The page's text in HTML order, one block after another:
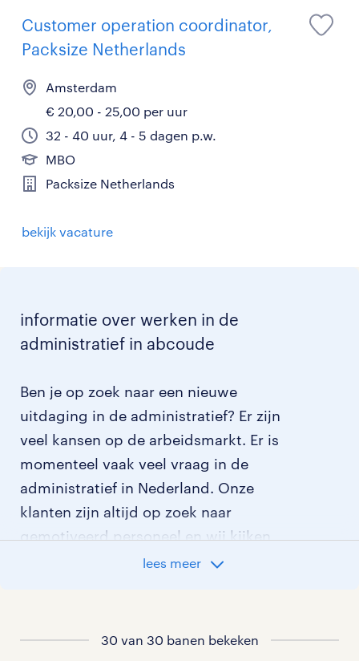
Customer operation coordinator,
Packsize Netherlands
Amsterdam
€ 20,00 - 25,00 per uur
32 - 40 uur, 4 - 5 dagen p.w.
MBO
Packsize Netherlands
bekijk vacature
informatie over werken in de
administratief in abcoude
Ben je op zoek naar een nieuwe
uitdaging in de administratief? Er zijn
veel kansen op de arbeidsmarkt. Er is
momenteel vaak veel vraag in de
administratief in Nederland. Onze
klanten zijn altijd op zoek naar
gemotiveerd personeel en wij kijken
graag samen met je naar de organisatie
lees meer
30 van 30 banen bekeken